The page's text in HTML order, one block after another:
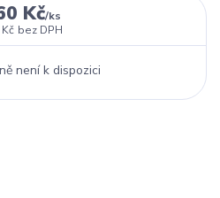
Kč/ks
bez DPH
není k dispozici